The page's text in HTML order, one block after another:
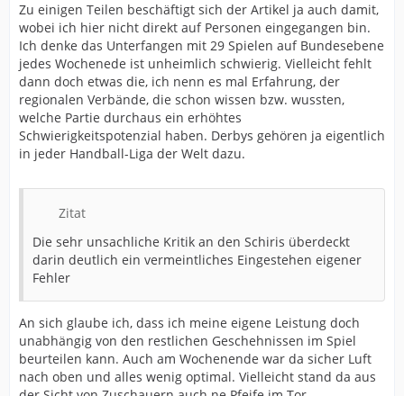
Zu einigen Teilen beschäftigt sich der Artikel ja auch damit,
wobei ich hier nicht direkt auf Personen eingegangen bin.
Ich denke das Unterfangen mit 29 Spielen auf Bundesebene
jedes Wochenede ist unheimlich schwierig. Vielleicht fehlt
dann doch etwas die, ich nenn es mal Erfahrung, der
regionalen Verbände, die schon wissen bzw. wussten,
welche Partie durchaus ein erhöhtes
Schwierigkeitspotenzial haben. Derbys gehören ja eigentlich
in jeder Handball-Liga der Welt dazu.
Zitat
Die sehr unsachliche Kritik an den Schiris überdeckt
darin deutlich ein vermeintliches Eingestehen eigener
Fehler
An sich glaube ich, dass ich meine eigene Leistung doch
unabhängig von den restlichen Geschehnissen im Spiel
beurteilen kann. Auch am Wochenende war da sicher Luft
nach oben und alles wenig optimal. Vielleicht stand da aus